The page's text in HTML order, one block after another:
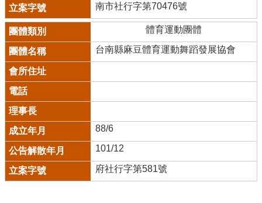
南市社行字第70476號
體育運動團體
台南縣麻豆體育運動舞蹈發展協會
88/6
101/12
府社行字第581號